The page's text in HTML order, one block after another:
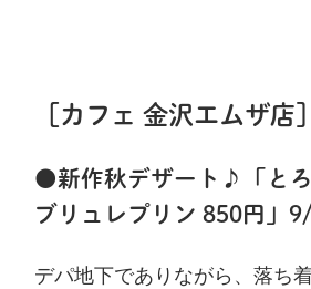
［カフェ 金沢エムザ店］
●新作秋デザート♪「とろ
ブリュレプリン 850円」
デパ地下でありながら、落ち